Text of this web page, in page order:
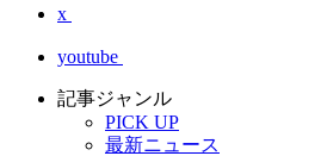
x
youtube
記事ジャンル
PICK UP
最新ニュース